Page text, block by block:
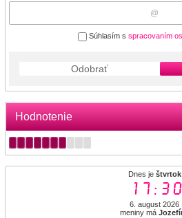
Súhlasím s spracovaním
Odobrať
Hodnotenie
Dnes je štvrtok
17:30
6. august 2026
meniny má